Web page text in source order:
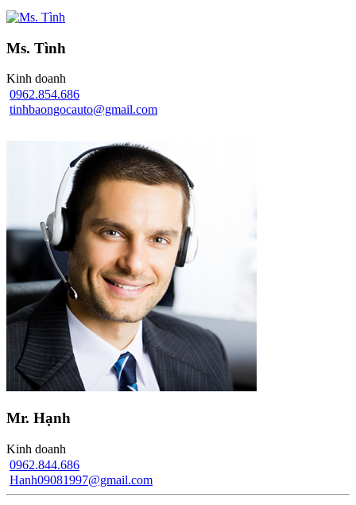
Ms. Tình
Kinh doanh
0962.854.686
tinhbaongocauto@gmail.com
Mr. Hạnh
Kinh doanh
0962.844.686
Hanh09081997@gmail.com